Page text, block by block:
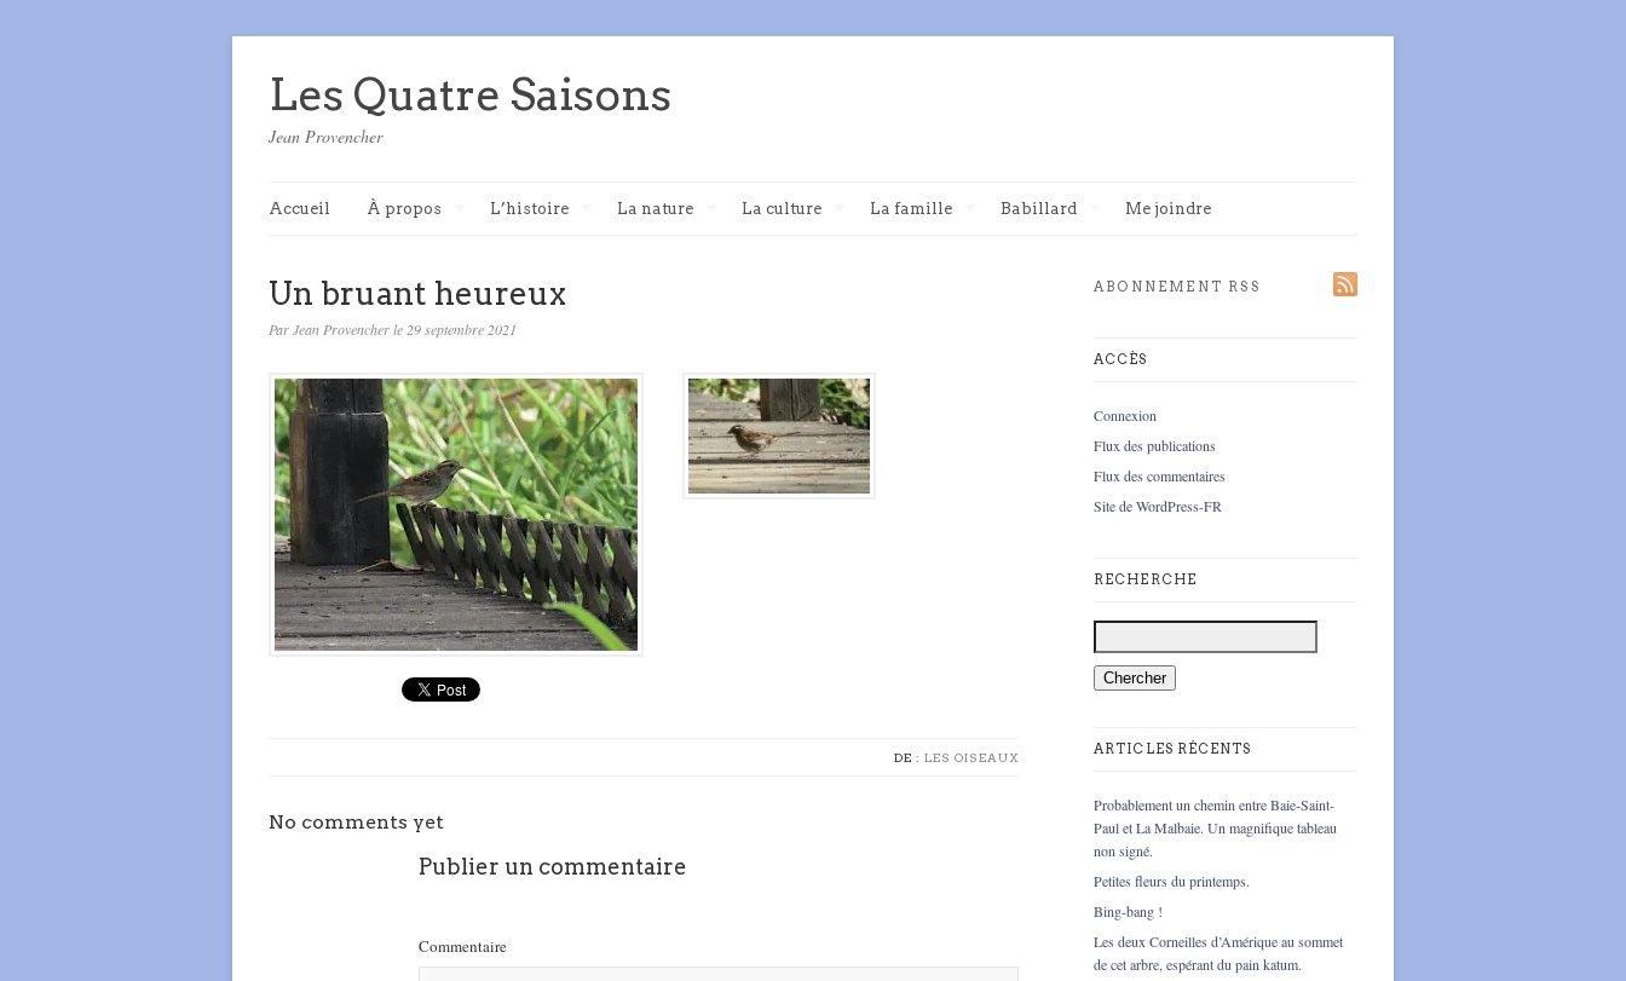
Les Quatre Saisons
Jean Provencher
Accueil À propos L’histoire La nature La culture La famille Babillard Me joindre
Un bruant heureux
Par Jean Provencher le 29 septembre 2021
DE : LES OISEAUX
No comments yet
Publier un commentaire
Commentaire
ABONNEMENT RSS
ACCÈS
Connexion
Flux des publications
Flux des commentaires
Site de WordPress-FR
RECHERCHE
ARTICLES RÉCENTS
Probablement un chemin entre Baie-Saint-
Paul et La Malbaie. Un magnifique tableau
non signé.
Petites fleurs du printemps.
Bing-bang !
Les deux Corneilles d’Amérique au sommet
de cet arbre, espérant du pain katum.